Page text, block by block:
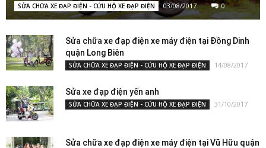
SỬA CHỮA XE ĐẠP ĐIỆN - CỨU HỘ XE ĐẠP ĐIỆN 03/08/2017 0
Sửa chữa xe đạp điện xe máy điện tại Đồng Dinh
quận Long Biên
SỬA CHỮA XE ĐẠP ĐIỆN - CỨU HỘ XE ĐẠP ĐIỆN 14/08/2017
Sửa xe đạp điện yến anh
SỬA CHỮA XE ĐẠP ĐIỆN - CỨU HỘ XE ĐẠP ĐIỆN 31/10/2017
Sửa chữa xe đạp điện xe máy điện tại Vũ Hữu quận